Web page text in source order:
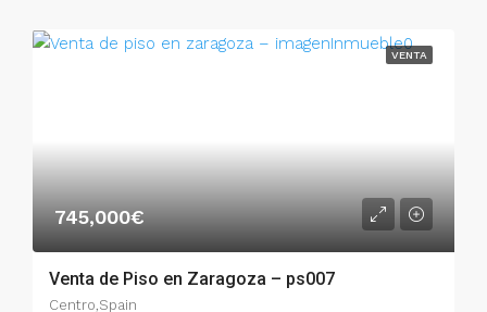
VENTA
745,000€
Venta de Piso en Zaragoza – ps007
Centro,Spain